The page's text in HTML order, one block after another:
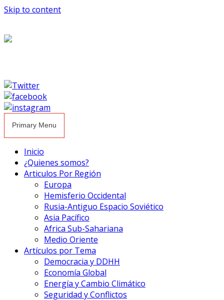
Skip to content
Primary Menu
Inicio
¿Quienes somos?
Articulos Por Región
Europa
Hemisferio Occidental
Rusia-Antiguo Espacio Soviético
Asia Pacífico
Africa Sub-Sahariana
Medio Oriente
Artículos por Tema
Democracia y DDHH
Economía Global
Energía y Cambio Climático
Seguridad y Conflictos